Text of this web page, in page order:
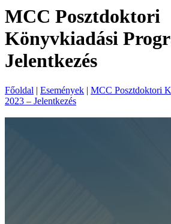
MCC Posztdoktori
Könyvkiadási
Jelentkezés
Főoldal | Események | MCC Posztdoktori
2023 – Jelentkezés